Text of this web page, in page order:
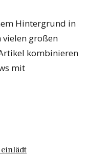
Hintergrund in
großen
kombinieren
mit